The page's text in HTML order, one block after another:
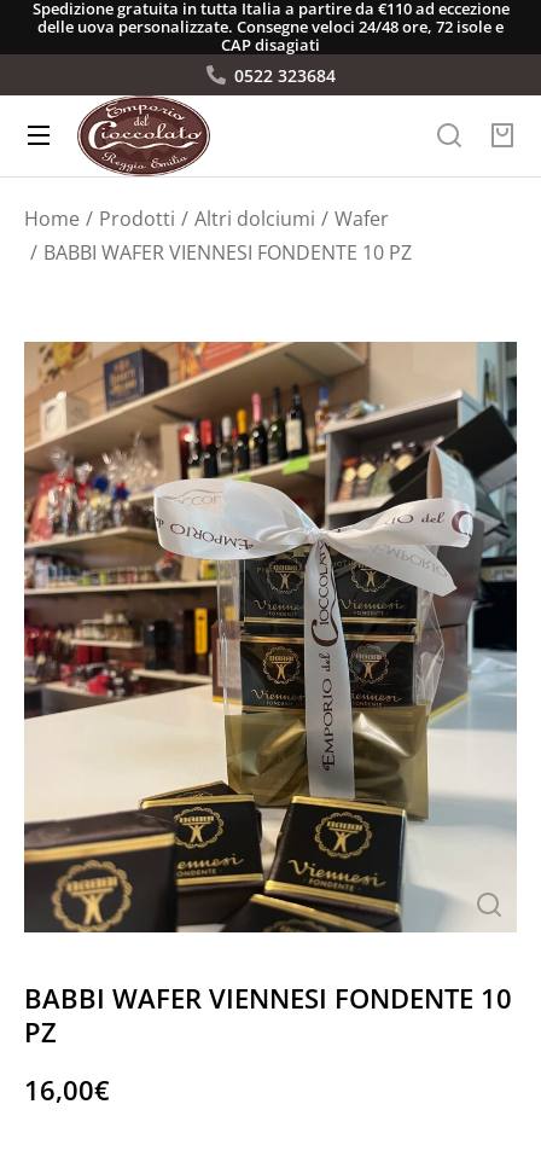
Spedizione gratuita in tutta Italia a partire da €110 ad eccezione
delle uova personalizzate. Consegne veloci 24/48 ore, 72 isole e
CAP disagiati
0522 323684
Tu sei qui:
Home Prodotti Altri dolciumi
Wafer
BABBI WAFER VIENNESI FONDENTE 10 PZ
BABBI WAFER VIENNESI FONDENTE 10
PZ
16,00€